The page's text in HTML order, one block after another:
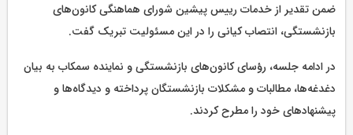
ضمن تقدیر از خدمات رییس پیشین شورای هماهنگی کانون‌های
بازنشستگی، انتصاب کیانی را در این مسئولیت تبریک گفت.
در ادامه جلسه، رؤسای کانون‌های بازنشستگی و نماینده سمکاب به بیان
دغدغه‌ها، مطالبات و مشکلات بازنشستگان پرداخته و دیدگاه‌ها و
پیشنهادهای خود را مطرح کردند.